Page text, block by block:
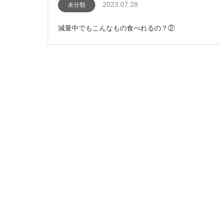
未分類 2023.07.28
減量中でもこんなもの食べれるの？②